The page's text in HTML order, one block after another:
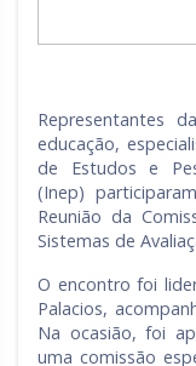
Representantes
educação,
de Estudos e
(Inep)
Reunião da
Sistemas de
O encontro foi
Palacios,
Na ocasião, foi
uma comissão